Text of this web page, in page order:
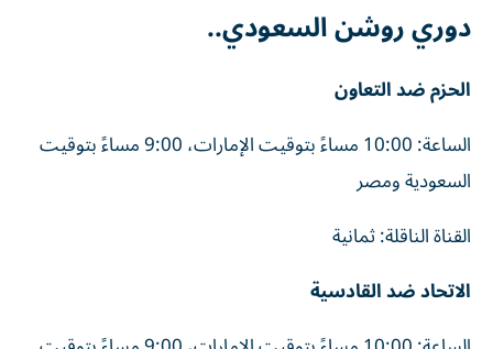
دوري روشن السعودي..
الحزم ضد التعاون
الساعة: 10:00 مساءً بتوقيت الإمارات، 9:00 مساءً بتوقيت
السعودية ومصر
القناة الناقلة: ثمانية
الاتحاد ضد القادسية